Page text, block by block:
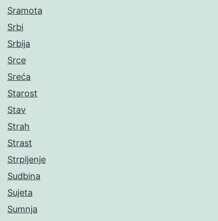
Sramota
Srbi
Srbija
Srce
Sreća
Starost
Stav
Strah
Strast
Strpljenje
Sudbina
Sujeta
Sumnja